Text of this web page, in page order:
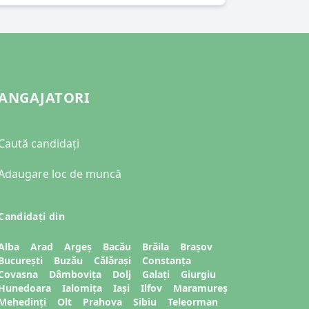
candidați
loc de muncă
din
Arad Argeș Bacău Brăila
Brașov
Buzău Călărași
Constanța
Dâmbovița Dolj Galați
Giurgiu
Ialomița Iași Ilfov
Maramureș
Olt Prahova Sibiu Teleorman